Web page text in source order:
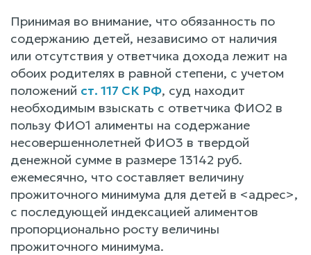
Принимая во внимание, что обязанность по
содержанию детей, независимо от наличия
или отсутствия у ответчика дохода лежит на
обоих родителях в равной степени, с учетом
положений ст. 117 СК РФ, суд находит
необходимым взыскать с ответчика ФИО2 в
пользу ФИО1 алименты на содержание
несовершеннолетней ФИО3 в твердой
денежной сумме в размере 13142 руб.
ежемесячно, что составляет величину
прожиточного минимума для детей в <адрес>,
с последующей индексацией алиментов
пропорционально росту величины
прожиточного минимума.